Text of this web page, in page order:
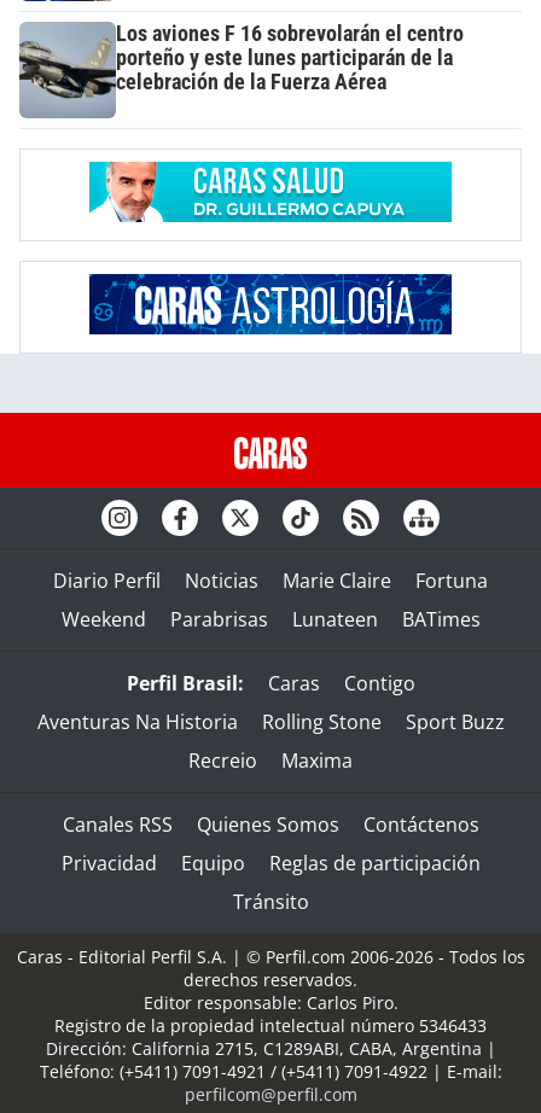
Los aviones F 16 sobrevolarán el centro
porteño y este lunes participarán de la
celebración de la Fuerza Aérea
Diario Perfil Noticias Marie Claire
Fortuna
Weekend
Parabrisas Lunateen BATimes
Perfil Brasil: Caras
Contigo
Aventuras Na Historia
Rolling Stone
Sport Buzz
Recreio
Maxima
Canales RSS Quienes Somos
Contáctenos
Privacidad
Equipo
Reglas de participación
Tránsito
Caras - Editorial Perfil S.A. | © Perfil.com 2006-2026 - Todos los
derechos reservados.
Editor responsable: Carlos Piro.
Registro de la propiedad intelectual número 5346433
Dirección: California 2715, C1289ABI, CABA, Argentina |
Teléfono: (+5411) 7091-4921 / (+5411) 7091-4922| E-mail:
perfilcom@perfil.com